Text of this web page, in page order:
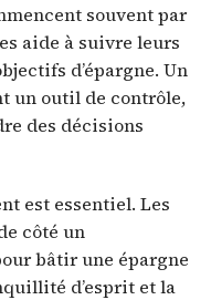
souvent par
aide à suivre leurs
d’épargne. Un
un outil de contrôle,
des décisions
est essentiel. Les
côté un
bâtir une épargne
d’esprit et la